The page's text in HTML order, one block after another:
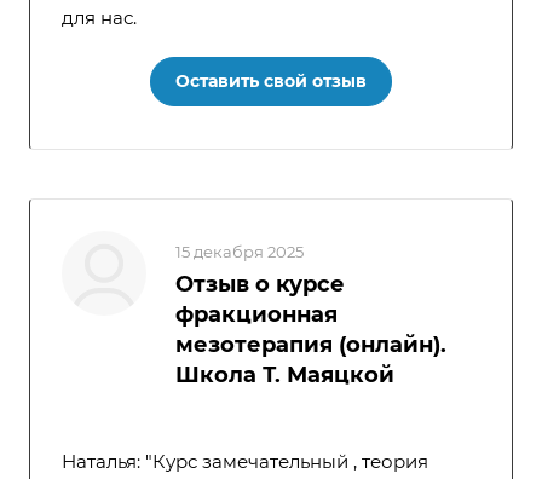
для нас.
Оставить свой отзыв
15 декабря 2025
Отзыв о курсе
фракционная
мезотерапия (онлайн).
Школа Т. Маяцкой
Наталья: "Курс замечательный , теория